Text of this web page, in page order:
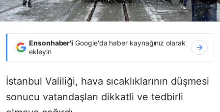
Ensonhaber'i Google'da haber kaynağınız olarak
ekleyin
İstanbul Valiliği, hava sıcaklıklarının düşmesi
sonucu vatandaşları dikkatli ve tedbirli